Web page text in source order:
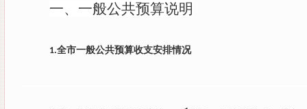
一、一般公共预算说明
1.全市一般公共预算收支安排情况